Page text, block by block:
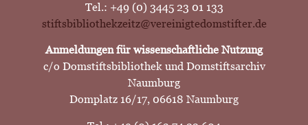
Tel.: +49 (0) 3445 23 01 133
stiftsbibliothekzeitz@vereinigtedomstifter.de
Anmeldungen für wissenschaftliche Nutzung
c/o Domstiftsbibliothek und Domstiftsarchiv
Naumburg
Domplatz 16/17, 06618 Naumburg